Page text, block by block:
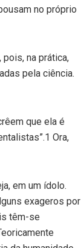
no próprio
na prática,
pela ciência.
que ela é
Ora,
em um ídolo.
exageros por
têm-se